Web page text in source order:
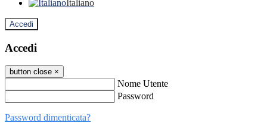
Italiano
Accedi
Accedi
button close ×
Nome Utente
Password
Password dimenticata?